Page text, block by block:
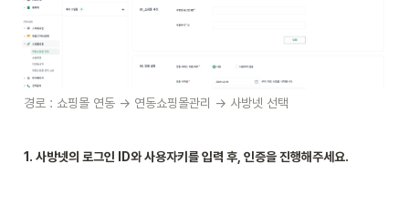
경로 : 쇼핑몰 연동 → 연동쇼핑몰관리 → 사방넷 선택
1. 사방넷의 로그인 ID와 사용자키를 입력 후, 인증을 진행해주세요.